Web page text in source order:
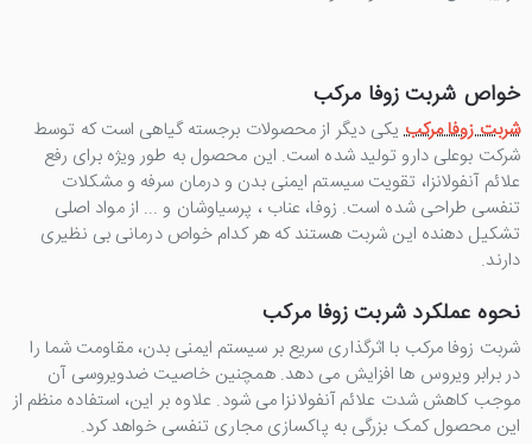
خواص شربت زوفا مرکب
شربت زوفا مرکبیکی دیگر از محصولات برجسته گیاهی است که توسط
شرکت بوعلی دارو تولید شده است. این محصول به طور ویژه برای رفع
علائم آنفولانزا، تقویت سیستم ایمنی بدن و درمان سرفه و مشکلات
تنفسی طراحی شده است. زوفا، عناب ، پرسیاوشان و ... از مواد اصلی
تشکیل دهنده این شربت هستند که هر کدام خواص درمانی بی نظیری
دارند.
نحوه عملکرد شربت زوفا مرکب
شربت زوفا مرکب با اثرگذاری سریع بر سیستم ایمنی بدن، مقاومت شما را
در برابر ویروس ها افزایش می دهد. همچنین خاصیت ضدویروسی آن
موجب کاهش شدت علائم آنفولانزا می شود. علاوه بر این، استفاده منظم از
این محصول کمک بزرگی به پاکسازی مجاری تنفسی خواهد کرد.